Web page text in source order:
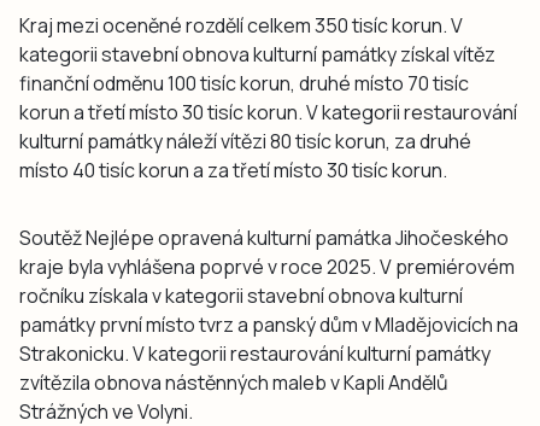
Kraj mezi oceněné rozdělí celkem 350 tisíc korun. V
kategorii stavební obnova kulturní památky získal vítěz
finanční odměnu 100 tisíc korun, druhé místo 70 tisíc
korun a třetí místo 30 tisíc korun. V kategorii restaurování
kulturní památky náleží vítězi 80 tisíc korun, za druhé
místo 40 tisíc korun a za třetí místo 30 tisíc korun.
Soutěž Nejlépe opravená kulturní památka Jihočeského
kraje byla vyhlášena poprvé v roce 2025. V premiérovém
ročníku získala v kategorii stavební obnova kulturní
památky první místo tvrz a panský dům v Mladějovicích na
Strakonicku. V kategorii restaurování kulturní památky
zvítězila obnova nástěnných maleb v Kapli Andělů
Strážných ve Volyni.